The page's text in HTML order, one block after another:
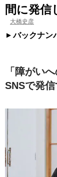
間に発信
大橋史彦
バックナン
「障がい
SNSで発